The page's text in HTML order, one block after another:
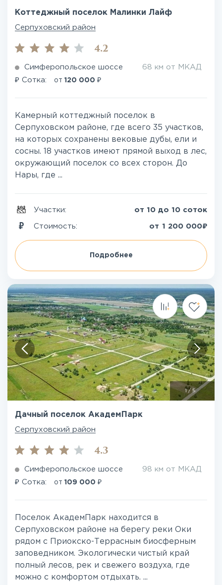
Коттеджный поселок Малинки Лайф
Серпуховский район
4.2
Симферопольское шоссе 68 км от МКАД
₽ Сотка: от 120 000 ₽
Камерный коттеджный поселок в
Серпуховском районе, где всего 35 участков,
на которых сохранены вековые дубы, ели и
сосны. 18 участков имеют прямой выход в лес,
окружающий поселок со всех сторон. До
Нары, где ...
Участки: от 10 до 10 соток
Стоимость: от 1 200 000₽
Подробнее
1 / 5
Дачный поселок АкадемПарк
Серпуховский район
4.3
Симферопольское шоссе 98 км от МКАД
₽ Сотка: от 109 000 ₽
Поселок АкадемПарк находится в
Серпуховском районе на берегу реки Оки
рядом с Приокско-Террасным биосферным
заповедником. Экологически чистый край
полный лесов, рек и свежего воздуха, где
можно с комфортом отдыхать. ...